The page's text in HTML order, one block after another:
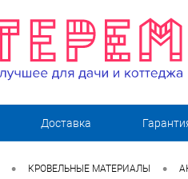
Доставка
• КРОВЕЛЬНЫЕ МАТЕРИАЛЫ •